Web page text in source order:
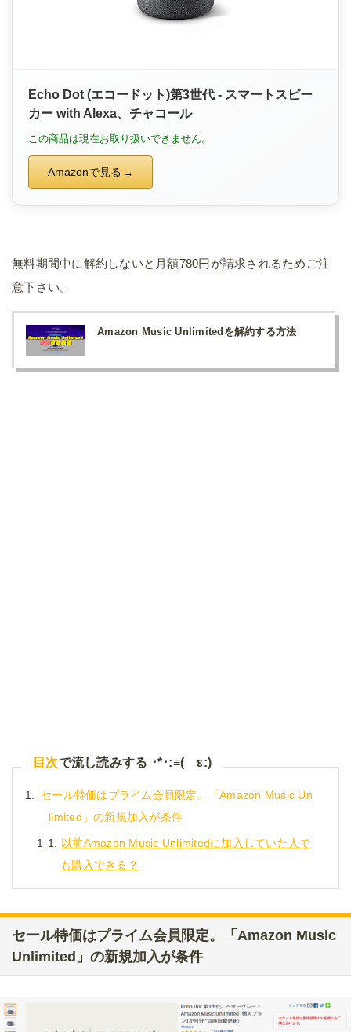
Echo Dot (エコードット)第3世代 - スマートスピー
カー with Alexa、チャコール
この商品は現在お取り扱いできません。
Amazonで見る
無料期間中に解約しないと月額780円が請求されるためご注
意下さい。
Amazon Music Unlimitedを解約する方法
目次で流し読みする ･*･:≡( ε:)
1.
セール特価はプライム会員限定。「Amazon Music Un
limited」の新規加入が条件
1-1.
以前Amazon Music Unlimitedに加入していた人で
も購入できる？
セール特価はプライム会員限定。「Amazon Music
Unlimited」の新規加入が条件